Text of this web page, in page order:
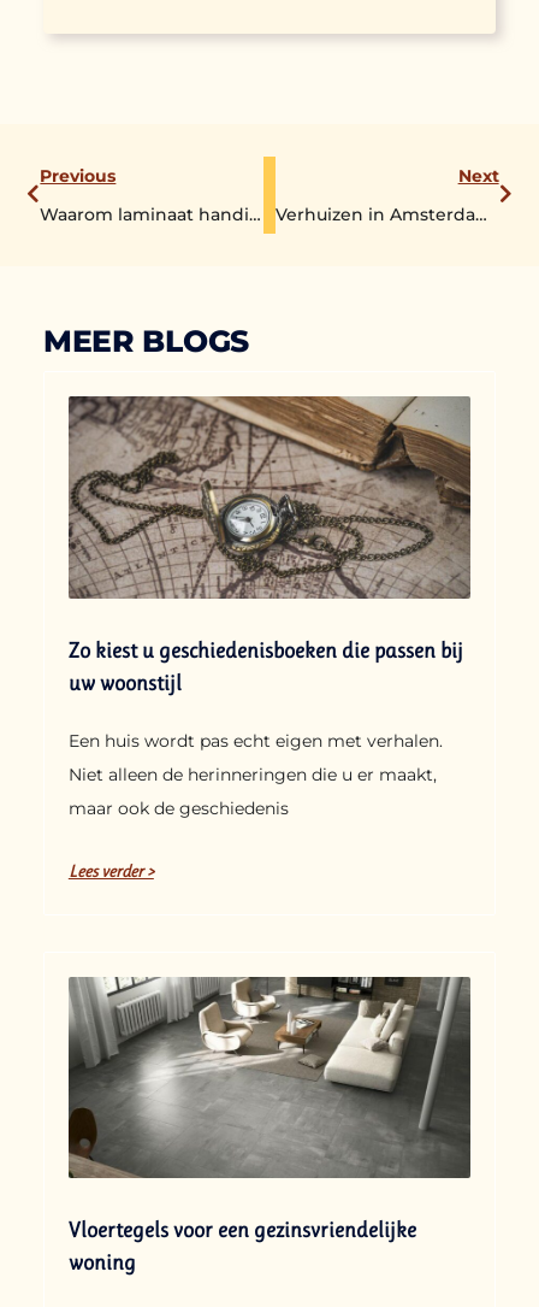
Previous
Waarom laminaat handig is
Next
Verhuizen in Amsterdam: Tips voor een vlekkeloze verhuiservaring
MEER BLOGS
Zo kiest u geschiedenisboeken die passen bij
uw woonstijl
Een huis wordt pas echt eigen met verhalen.
Niet alleen de herinneringen die u er maakt,
maar ook de geschiedenis
Lees verder >
Vloertegels voor een gezinsvriendelijke
woning